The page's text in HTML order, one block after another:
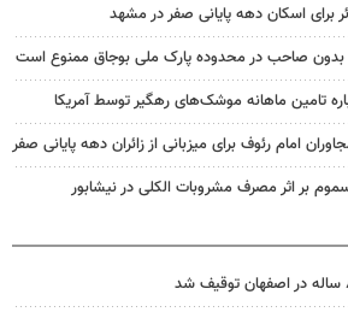
صاحب در محدوده پارک ملی بوجاق ممنوع است
تامین ماهانه موشک‌های رهگیر توسط آمریکا
امام رئوف برای میزبانی از زائران دهه پایانی صفر